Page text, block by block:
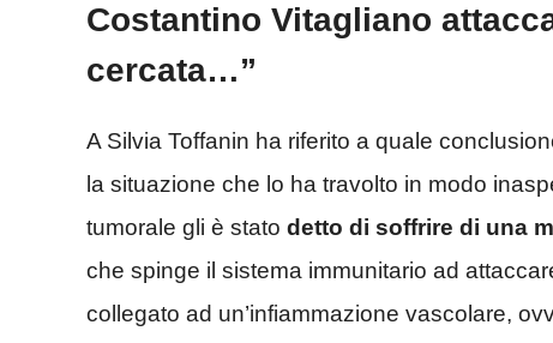
Costantino Vitagliano
cercata…”
A Silvia Toffanin ha riferito a quale
la situazione che lo ha travolto in modo
tumorale gli è stato detto di soffrire di una
che spinge il sistema immunitario ad
collegato ad un’infiammazione vascolare,